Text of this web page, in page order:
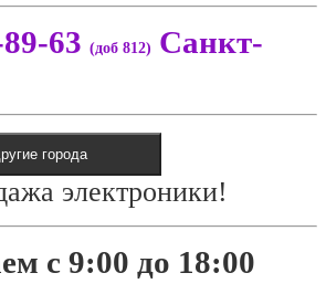
63 (доб 812) Санкт-
города
электроники!
с 9:00 до 18:00